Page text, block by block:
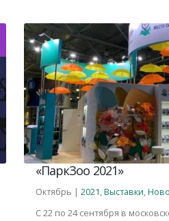
«ПаркЗоо 2021»
Октябрь | 2021,Выставки,
С 22 по 24 сентября в